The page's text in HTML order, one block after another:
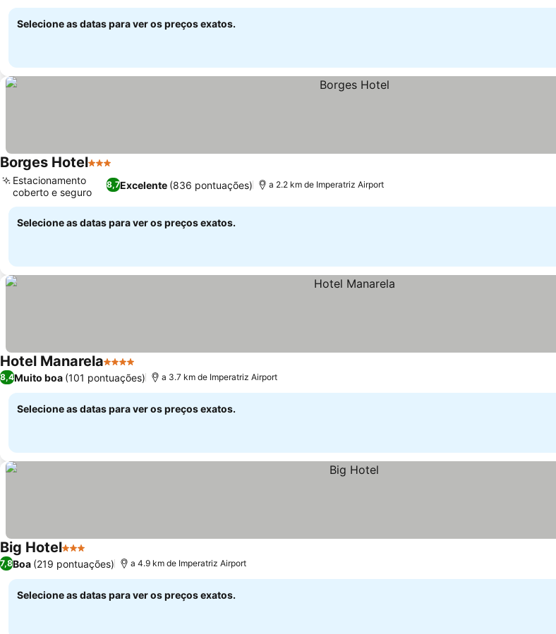
Selecione as datas para ver os preços exatos.
Borges Hotel3 Estrelas
8,7Excelente (836 pontuações)
Estacionamento
coberto e seguro
a 2.2 km de Imperatriz Airport
Selecione as datas para ver os preços exatos.
Hotel Manarela4 EstrelasVer preços
8,4Muito boa (101 pontuações) a 3.7 km de Imperatriz Airport
Selecione as datas para ver os preços exatos.
Big Hotel3 EstrelasVer preços
7,8Boa (219 pontuações) a 4.9 km de Imperatriz Airport
Selecione as datas para ver os preços exatos.